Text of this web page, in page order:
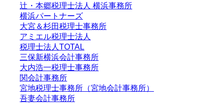
辻・本郷税理士法人 横浜事務所
横浜パートナーズ
大宮＆杉田税理士事務所
アミエル税理士法人
税理士法人TOTAL
三保新横浜会計事務所
大内浩一税理士事務所
関会計事務所
宮地税理士事務所（宮地会計事務所）
吾妻会計事務所